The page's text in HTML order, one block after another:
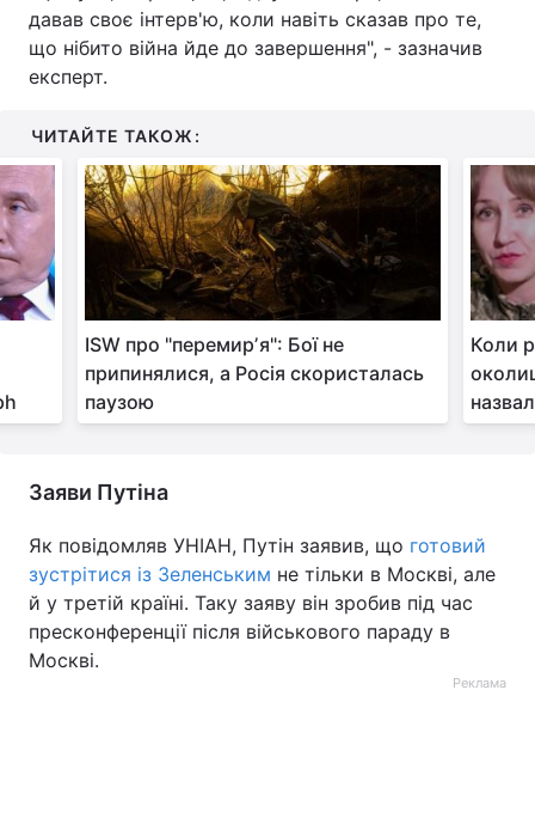
давав своє інтерв'ю, коли навіть сказав про те,
що нібито війна йде до завершення", - зазначив
експерт.
ЧИТАЙТЕ ТАКОЖ:
ISW про "перемирʼя": Бої не
припинялися, а Росія скористалась
паузою
Коли
Заяви Путіна
Як повідомляв УНІАН, Путін заявив, що готовий
зустрітися із Зеленським не тільки в Москві, але
й у третій країні. Таку заяву він зробив під час
пресконференції після військового параду в
Москві.
Реклама